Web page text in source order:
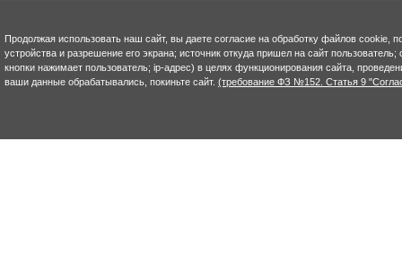
Продолжая использовать наш сайт, вы даете согласие на обработку файлов
устройства и разрешение его экрана; источник откуда пришел на сайт
кнопки нажимает пользователь; ip-адрес) в целях функционирования сайта,
ваши данные обрабатывались, покиньте сайт. (требование ФЗ №152. Статья 9